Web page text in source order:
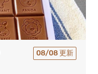
08/08 更新